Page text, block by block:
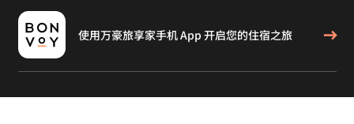
使用万豪旅享家手机 App 开启您的住宿之旅